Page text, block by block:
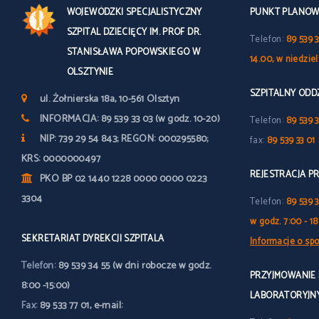
WOJEWÓDZKI SPECJALISTYCZNY
SZPITAL DZIECIĘCY IM. PROF DR.
STANISŁAWA POPOWSKIEGO W
OLSZTYNIE
ul. Żołnierska 18a, 10-561 Olsztyn
INFORMACJA: 89 539 33 03 (w godz. 10-20)
NIP: 739 29 54 843; REGON: 000295580;
KRS: 0000000497
PKO BP 02 1440 1228 0000 0000 0223
3304
SEKRETARIAT DYREKCJI SZPITALA
Telefon:89 539 34 55 (w dni robocze w godz.
8:00 -15:00)
Fax:89 533 77 01, e-mail:
PUNKT
Telefon: 89 539
14.00, w
SZPITALNY
Telefon: 89 539
fax: 89 539 33 01
REJESTRACJA
Telefon: 89 539
w godz. 7:00 -
Informacje o